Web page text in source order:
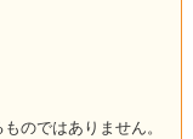
のではありません。